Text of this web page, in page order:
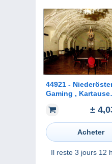
44921 -
Gaming , Kartause
nicht gelaufen
±
Acheter
Il reste 3 jours 12